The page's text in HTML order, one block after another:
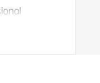
і на
пакет для
час